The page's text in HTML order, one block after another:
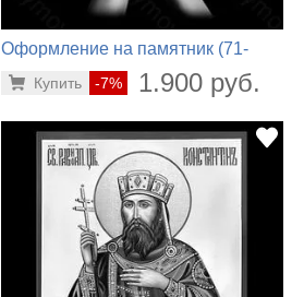
Оформление на памятник (71-
-7% 1.900 руб.
Купить